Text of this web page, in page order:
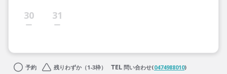
30 31
予約 残りわずか（1-3枠） 問い合わせ(0474988010)